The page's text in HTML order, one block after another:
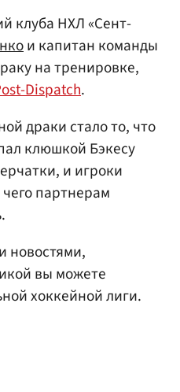
клуба НХЛ «Сент-
и капитан команды
на тренировке,
Dispatch.
драки стало то, что
клюшкой Бэкесу
и игроки
партнерам
новостями,
вы можете
хоккейной лиги.